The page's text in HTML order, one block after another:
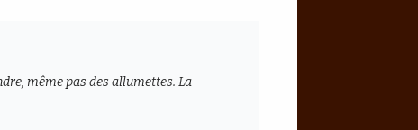
même pas des allumettes. La